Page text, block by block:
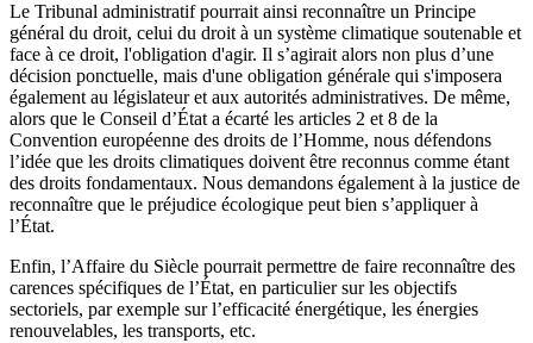
Le Tribunal administratif pourrait ainsi reconnaître un Principe
général du droit, celui du droit à un système climatique soutenable et
face à ce droit, l'obligation d'agir. Il s’agirait alors non plus d’une
décision ponctuelle, mais d'une obligation générale qui s'imposera
également au législateur et aux autorités administratives. De même,
alors que le Conseil d’État a écarté les articles 2 et 8 de la
Convention européenne des droits de l’Homme, nous défendons
l’idée que les droits climatiques doivent être reconnus comme étant
des droits fondamentaux. Nous demandons également à la justice de
reconnaître que le préjudice écologique peut bien s’appliquer à
l’État.
Enfin, l’Affaire du Siècle pourrait permettre de faire reconnaître des
carences spécifiques de l’État, en particulier sur les objectifs
sectoriels, par exemple sur l’efficacité énergétique, les énergies
renouvelables, les transports, etc.